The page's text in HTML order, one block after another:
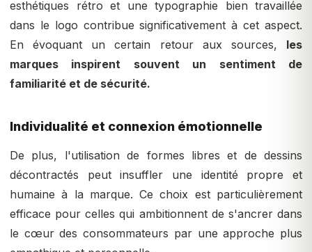
esthétiques rétro et une typographie bien travaillée
dans le logo contribue significativement à cet aspect.
En évoquant un certain retour aux sources, les
marques inspirent souvent un sentiment de
familiarité et de sécurité.
Individualité et connexion émotionnelle
De plus, l'utilisation de formes libres et de dessins
décontractés peut insuffler une identité propre et
humaine à la marque. Ce choix est particulièrement
efficace pour celles qui ambitionnent de s'ancrer dans
le cœur des consommateurs par une approche plus